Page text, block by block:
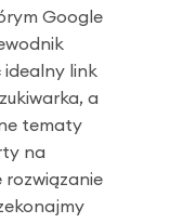
Google
idealny link
a
tematy
na
rozwiązanie